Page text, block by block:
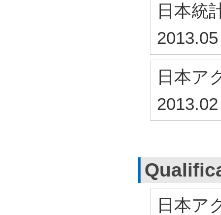
日本統
2013.05
日本ア
2013.02
日本ア